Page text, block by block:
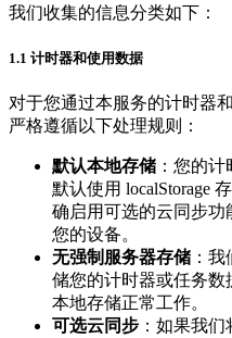
我们收集的信息分类如下：
1.1 计时器和使用数据
对于您通过本服务的计时器
严格遵循以下处理规则：
默认本地存储 ：您的
默认使用 localStorage
确启用可选的云同步
您的设备。
无强制服务器存储 ：
储您的计时器或任务数
本地存储正常工作。
可选云同步 ：如果我